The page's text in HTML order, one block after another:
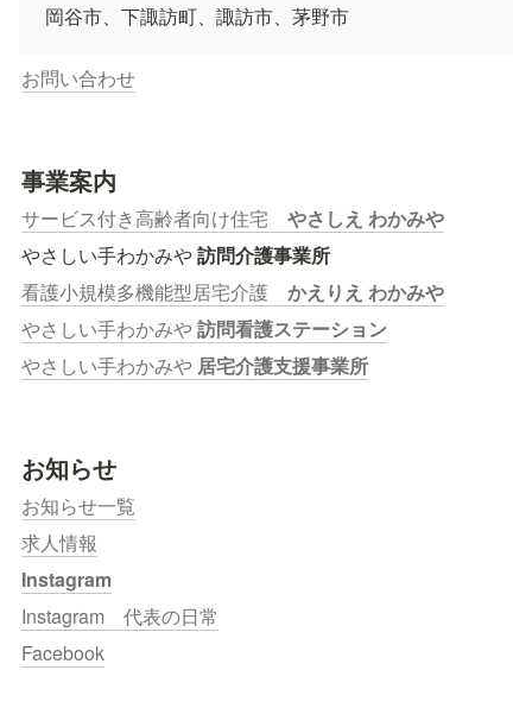
岡谷市、下諏訪町、諏訪市、茅野市
お問い合わせ
事業案内
サービス付き高齢者向け住宅 やさしえ わかみや
やさしい手わかみや 訪問介護事業所
看護小規模多機能型居宅介護 かえりえ わかみや
やさしい手わかみや 訪問看護ステーション
やさしい手わかみや 居宅介護支援事業所
お知らせ
お知らせ一覧
求人情報
Instagram
Instagram　代表の日常
Facebook